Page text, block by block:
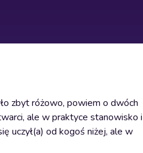
zbyt różowo, powiem o dwóch
ale w praktyce stanowisko i
uczył(a) od kogoś niżej, ale w